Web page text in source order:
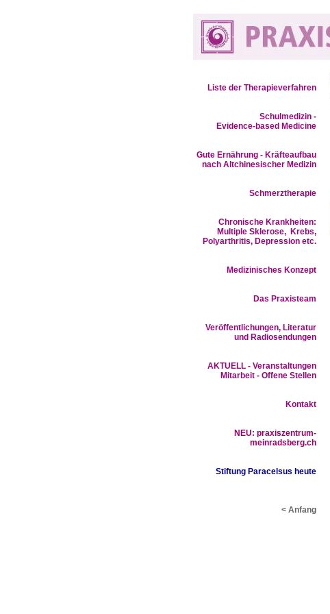
Liste der Therapieverfahren
Schulmedizin -
Evidence-based Medicine
Gute Ernährung - Kräfteaufbau
nach Altchinesischer Medizin
Schmerztherapie
Chronische Krankheiten:
Multiple Sklerose, Krebs,
Polyarthritis, Depression etc.
Medizinisches Konzept
Das Praxisteam
Veröffentlichungen, Literatur
und Radiosendungen
AKTUELL - Veranstaltungen
Mitarbeit - Offene Stellen
Kontakt
NEU: praxiszentrum-
meinradsberg.ch
Stiftung Paracelsus heute
< Anfang